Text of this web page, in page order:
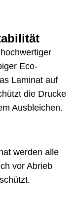
Eco-
Laminat auf
die Drucke
Ausbleichen.
werden alle
vor Abrieb